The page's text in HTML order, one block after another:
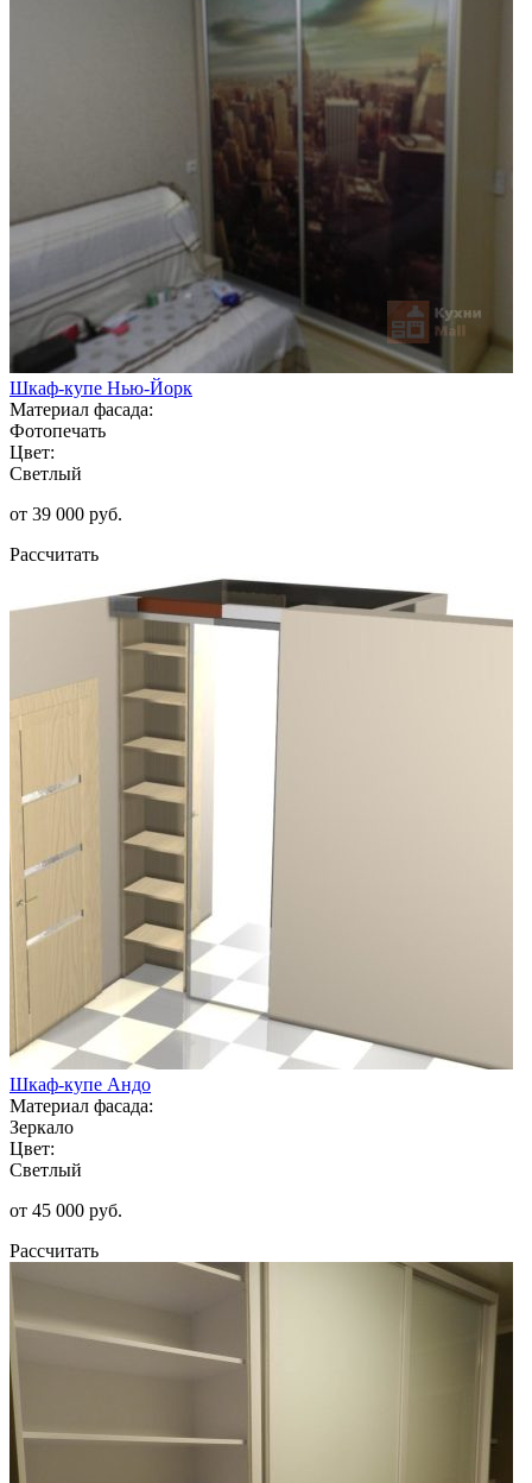
Шкаф-купе Нью-Йорк
Материал фасада:
Фотопечать
Цвет:
Светлый
от 39 000 руб.
Рассчитать
Шкаф-купе Андо
Материал фасада:
Зеркало
Цвет:
Светлый
от 45 000 руб.
Рассчитать